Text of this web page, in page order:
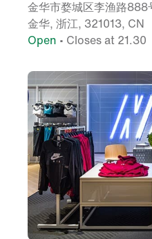
金华市婺城区李渔路888
金华, 浙江, 321013, CN
Open • Closes at 21.30